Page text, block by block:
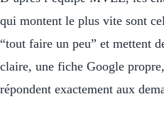
qui montent le plus vite sont
“tout faire un peu” et mettent
claire, une fiche Google
répondent exactement aux